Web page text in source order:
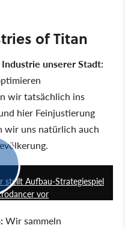
of Titan
unserer Stadt:
wir tatsächlich ins
hier Feinjustierung
wir uns natürlich auch
stellt Aufbau-Strategiespiel
vor
Wir sammeln